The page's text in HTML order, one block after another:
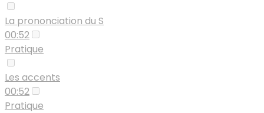
La prononciation du S
00:52
Pratique
Les accents
00:52
Pratique